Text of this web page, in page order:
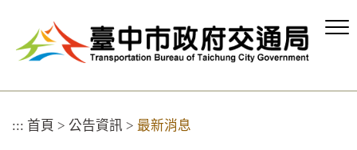
容
::: 首頁 > 公告資訊 > 最新消息